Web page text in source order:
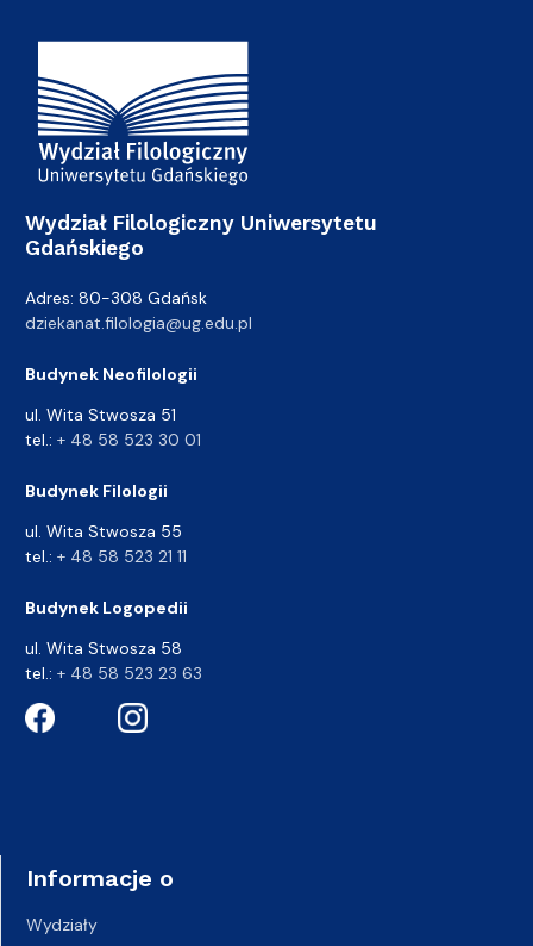
Adres Wydziału
Wydział Filologiczny Uniwersytetu
Gdańskiego
Adres: 80-308 Gdańsk
dziekanat.filologia@ug.edu.pl
Budynek Neofilologii
ul. Wita Stwosza 51
tel.: + 48 58 523 30 01
Budynek Filologii
ul. Wita Stwosza 55
tel.: + 48 58 523 21 11
Budynek Logopedii
ul. Wita Stwosza 58
tel.: + 48 58 523 23 63
Informacje o
Wydziały